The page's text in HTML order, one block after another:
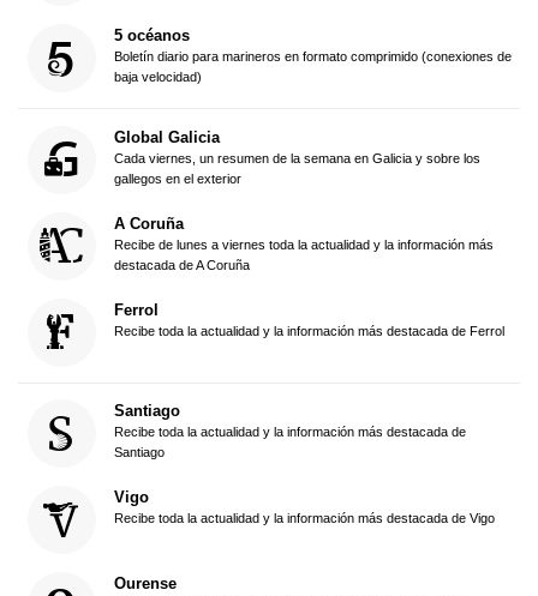
5 océanos
Boletín diario para marineros en formato comprimido (conexiones de
baja velocidad)
Global Galicia
Cada viernes, un resumen de la semana en Galicia y sobre los
gallegos en el exterior
A Coruña
Recibe de lunes a viernes toda la actualidad y la información más
destacada de A Coruña
Ferrol
Recibe toda la actualidad y la información más destacada de Ferrol
Santiago
Recibe toda la actualidad y la información más destacada de
Santiago
Vigo
Recibe toda la actualidad y la información más destacada de Vigo
Ourense